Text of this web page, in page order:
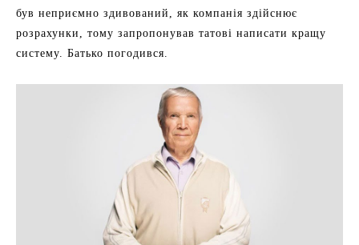
був неприємно здивований, як компанія здійснює
розрахунки, тому запропонував татові написати кращу
систему. Батько погодився.